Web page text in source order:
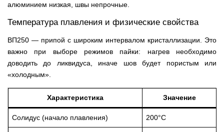
алюминием низкая, швы непрочные.
Температура плавления и физические свойства
ВП250 — припой с широким интервалом кристаллизации. Это
важно при выборе режимов пайки: нагрев необходимо
доводить до ликвидуса, иначе шов будет пористым или
«холодным».
Характеристика Значение
Солидус (начало плавления) 200°С